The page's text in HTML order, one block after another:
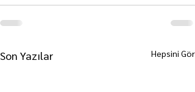
Son Yazılar Hepsini Gör